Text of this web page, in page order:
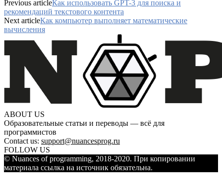
Previous articleКак использовать GPT-3 для поиска и
рекомендаций текстового контента
Next articleКак компьютер выполняет математические
вычисления
ABOUT US
Образовательные статьи и переводы — всё для
программистов
Contact us: support@nuancesprog.ru
FOLLOW US
© Nuances of programming, 2018-2020. При копировании
материала ссылка на источник обязательна.